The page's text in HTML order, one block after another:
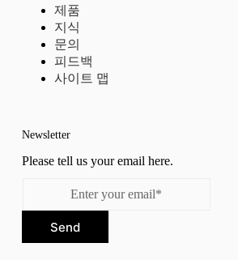
제품
지식
문의
피드백
사이트 맵
Newsletter
Please tell us your email here.
Send